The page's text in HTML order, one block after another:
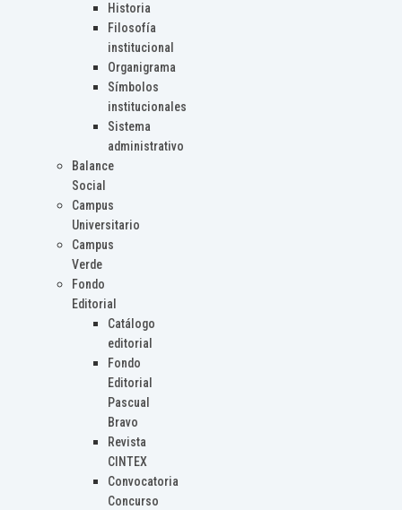
Historia
Filosofía
institucional
Organigrama
Símbolos
institucionales
Sistema
administrativo
Balance
Social
Campus
Universitario
Campus
Verde
Fondo
Editorial
Catálogo
editorial
Fondo
Editorial
Pascual
Bravo
Revista
CINTEX
Convocatoria
Concurso